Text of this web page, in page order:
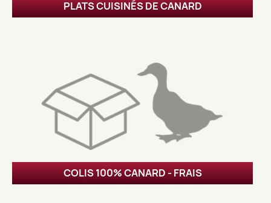
PLATS CUISINÉS DE CANARD
COLIS 100% CANARD - FRAIS